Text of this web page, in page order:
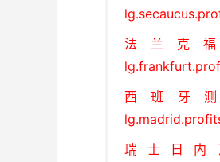
法兰克福
西班牙测
瑞士日内